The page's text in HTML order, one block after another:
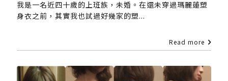
我是一名近四十歲的上班族，未婚。在還未穿過瑪麗蓮塑
身衣之前，其實我也試過好幾家的塑...
Read more